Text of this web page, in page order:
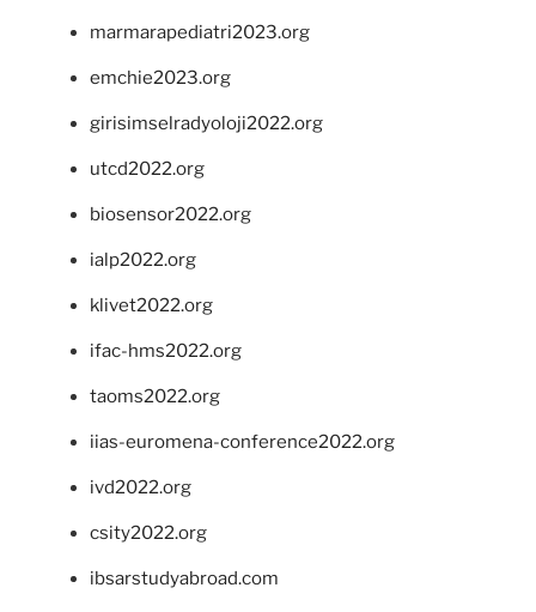
marmarapediatri2023.org
emchie2023.org
girisimselradyoloji2022.org
utcd2022.org
biosensor2022.org
ialp2022.org
klivet2022.org
ifac-hms2022.org
taoms2022.org
iias-euromena-conference2022.org
ivd2022.org
csity2022.org
ibsarstudyabroad.com